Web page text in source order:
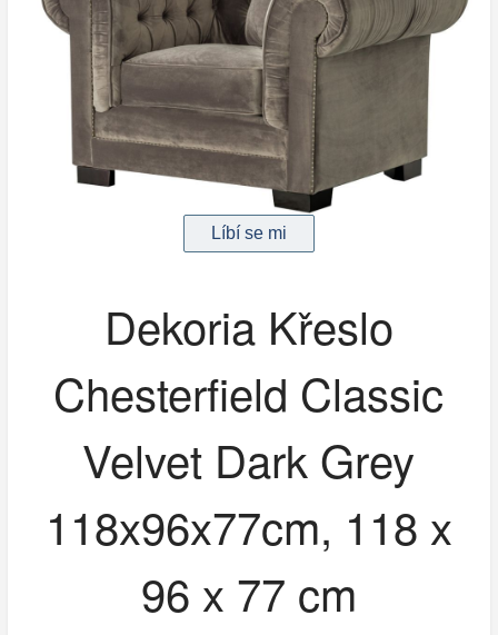
Dekoria Křeslo
Chesterfield Classic
Velvet Dark Grey
118x96x77cm, 118 x
96 x 77 cm